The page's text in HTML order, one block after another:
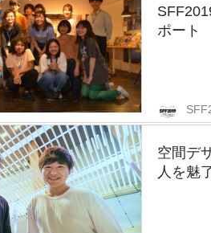
ポート
空間デ
人を魅